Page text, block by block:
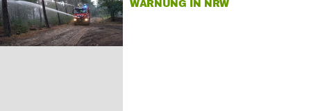
WARNUNG IN NRW